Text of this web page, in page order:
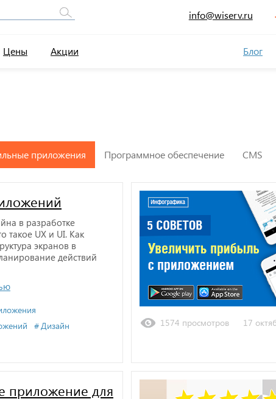
info@wiserv.ru
Цены Акции Блог
приложения Программное обеспечение CMS
в разработке
такое UX и UI. Как
экранов в
действий
Дизайн 1574 просмотров 17
приложение для